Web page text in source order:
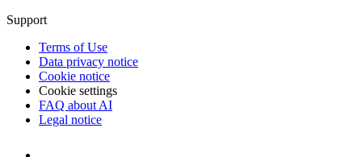
Support
Terms of Use
Data privacy notice
Cookie notice
Cookie settings
FAQ about AI
Legal notice